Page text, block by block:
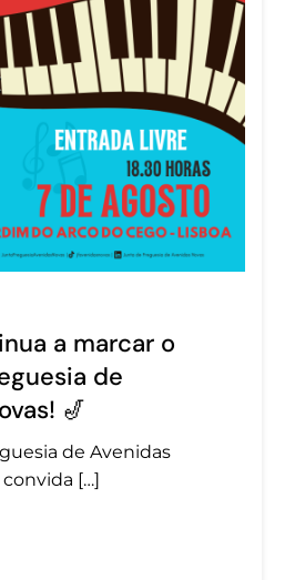
a marcar o
de
🎷
de Avenidas
convida […]